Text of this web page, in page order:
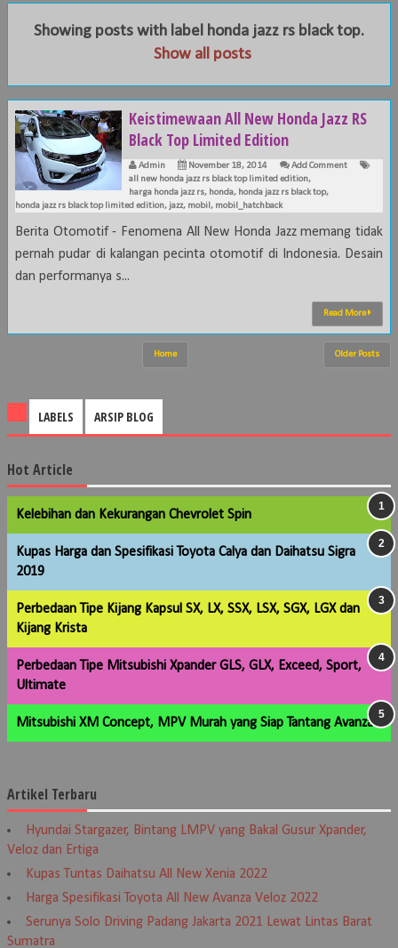
Showing posts with label honda jazz rs black top.
Show all posts
Keistimewaan All New Honda Jazz RS
Black Top Limited Edition
Admin November 18, 2014
Add Comment
all new honda jazz rs black top limited edition,
harga honda jazz rs, honda, honda jazz rs black top,
honda jazz rs black top limited edition, jazz, mobil , mobil_hatchback
Berita Otomotif - Fenomena All New Honda Jazz memang tidak
pernah pudar di kalangan pecinta otomotif di Indonesia. Desain
dan performanya s...
Read More
Older Posts
Home
LABELS ARSIP BLOG
Hot Article
Kelebihan dan Kekurangan Chevrolet Spin
Kupas Harga dan Spesifikasi Toyota Calya dan Daihatsu Sigra
2019
Perbedaan Tipe Kijang Kapsul SX, LX, SSX, LSX, SGX, LGX dan
Kijang Krista
Perbedaan Tipe Mitsubishi Xpander GLS, GLX, Exceed, Sport,
Ultimate
Mitsubishi XM Concept, MPV Murah yang Siap Tantang Avanza
Artikel Terbaru
Hyundai Stargazer, Bintang LMPV yang Bakal Gusur Xpander,
Veloz dan Ertiga
Kupas Tuntas Daihatsu All New Xenia 2022
Harga Spesifikasi Toyota All New Avanza Veloz 2022
Serunya Solo Driving Padang Jakarta 2021 Lewat Lintas Barat
Sumatra